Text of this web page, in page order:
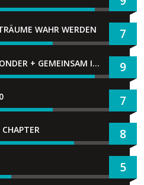
WAHR WERDEN 7
SUPER MARIO BROS. WONDER + GEMEINSAM IM BELLABEL-PARK 9
7
8
5